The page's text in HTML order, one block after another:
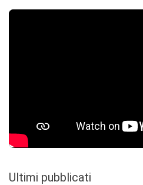
Ultimi pubblicati